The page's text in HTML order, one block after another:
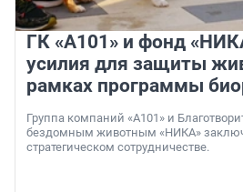
ГК «А101» и фонд
усилия для защиты
рамках программы
Группа компаний «А101» и
бездомным животным «НИКА»
стратегическом сотрудничестве.